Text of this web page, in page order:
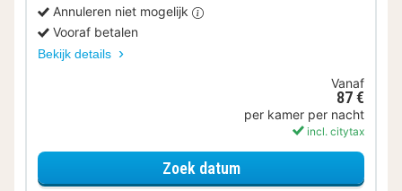
Annuleren niet mogelijk
Vooraf betalen
Bekijk details
Vanaf
87 €
per kamer per nacht
incl. citytax
Zoek datumvoor Ontbijt Special